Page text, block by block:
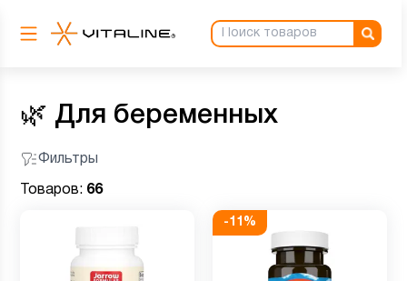
🌿 Для беременных
Фильтры
Товаров: 66
-11 %